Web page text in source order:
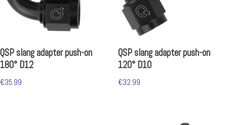
QSP slang adapter push-on
180° D12
€35.99
QSP slang adapter push-on
120° D10
€32.99